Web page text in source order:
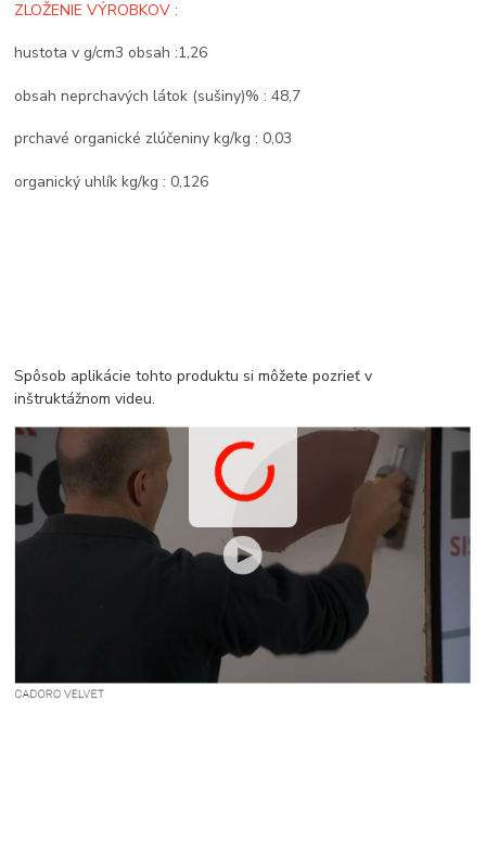
ZLOŽENIE VÝROBKOV :
hustota v g/cm3 obsah :1,26
obsah neprchavých látok (sušiny)% : 48,7
prchavé organické zlúčeniny kg/kg : 0,03
organický uhlík kg/kg : 0,126
Spôsob aplikácie tohto produktu si môžete pozrieť v
inštruktážnom videu.